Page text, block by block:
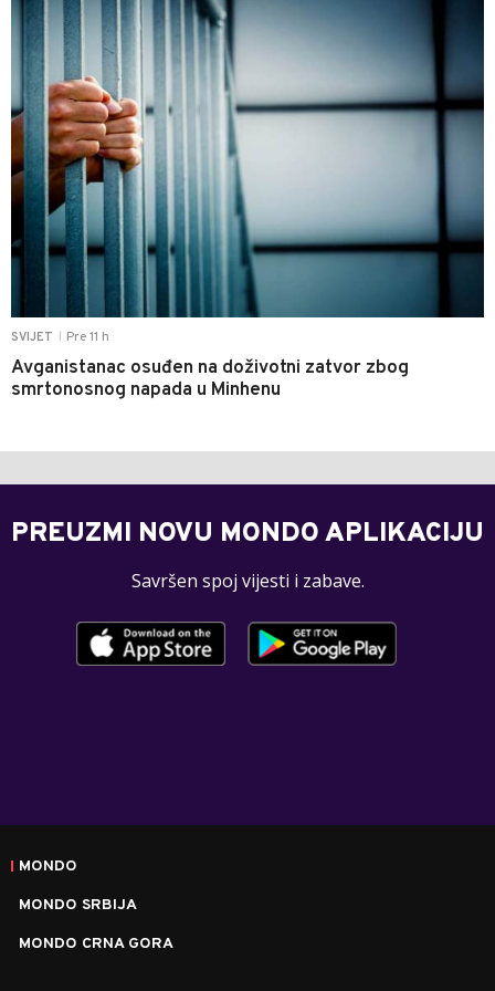
SVIJET Pre 11 h
Avganistanac osuđen na doživotni zatvor zbog
smrtonosnog napada u Minhenu
PREUZMI NOVU MONDO APLIKACIJU
Savršen spoj vijesti i zabave.
MONDO
MONDO SRBIJA
MONDO CRNA GORA